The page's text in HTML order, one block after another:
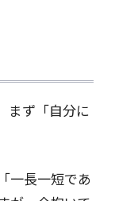
まず「自分に
一長一短であ